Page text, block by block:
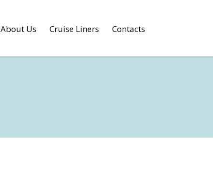
About Us Cruise Liners Contacts